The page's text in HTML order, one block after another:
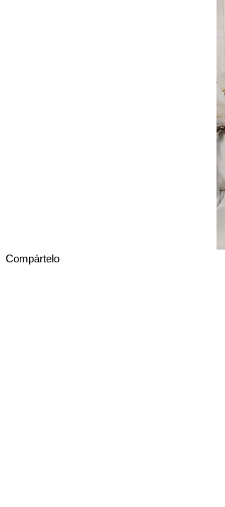
Compártelo